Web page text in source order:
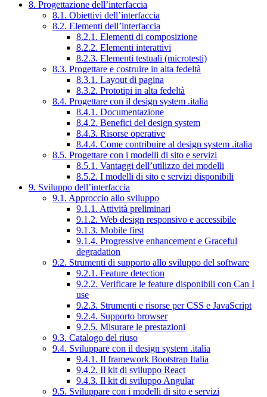
8. Progettazione dell’interfaccia
8.1. Obiettivi dell’interfaccia
8.2. Elementi dell’interfaccia
8.2.1. Elementi di composizione
8.2.2. Elementi interattivi
8.2.3. Elementi testuali (microtesti)
8.3. Progettare e costruire in alta fedeltà
8.3.1. Layout di pagina
8.3.2. Prototipi in alta fedeltà
8.4. Progettare con il design system .italia
8.4.1. Documentazione
8.4.2. Benefici del design system
8.4.3. Risorse operative
8.4.4. Come contribuire al design system .italia
8.5. Progettare con i modelli di sito e servizi
8.5.1. Vantaggi dell’utilizzo dei modelli
8.5.2. I modelli di sito e servizi disponibili
9. Sviluppo dell’interfaccia
9.1. Approccio allo sviluppo
9.1.1. Attività preliminari
9.1.2. Web design responsivo e accessibile
9.1.3. Mobile first
9.1.4. Progressive enhancement e Graceful
degradation
9.2. Strumenti di supporto allo sviluppo del software
9.2.1. Feature detection
9.2.2. Verificare le feature disponibili con Can I
use
9.2.3. Strumenti e risorse per CSS e JavaScript
9.2.4. Supporto browser
9.2.5. Misurare le prestazioni
9.3. Catalogo del riuso
9.4. Sviluppare con il design system .italia
9.4.1. Il framework Bootstrap Italia
9.4.2. Il kit di sviluppo React
9.4.3. Il kit di sviluppo Angular
9.5. Sviluppare con i modelli di sito e servizi